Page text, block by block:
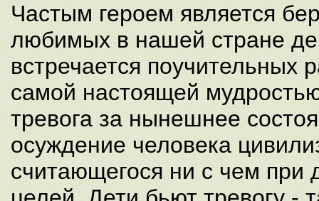
Частым героем является
любимых в нашей стране
встречается поучительных
самой настоящей
тревога за нынешнее
осуждение человека
считающегося ни с чем при